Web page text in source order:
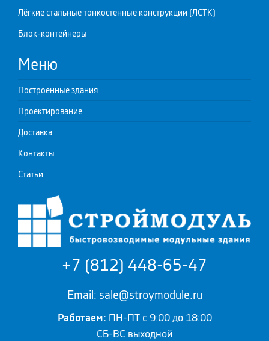
Лёгкие стальные тонкостенные конструкции (ЛСТК)
Блок-контейнеры
Меню
Построенные здания
Проектирование
Доставка
Контакты
Статьи
+7 (812) 448-65-47
Email: sale@stroymodule.ru
Работаем: ПН-ПТ с 9:00 до 18:00
СБ-ВС выходной